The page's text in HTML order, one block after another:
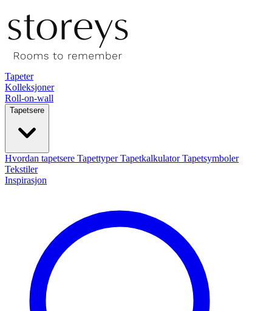
Tapeter
Kolleksjoner
Roll-on-wall
Tapetsere
Hvordan tapetsere TapettyperTapetkalkulatorTapetsymboler
Tekstiler
Inspirasjon